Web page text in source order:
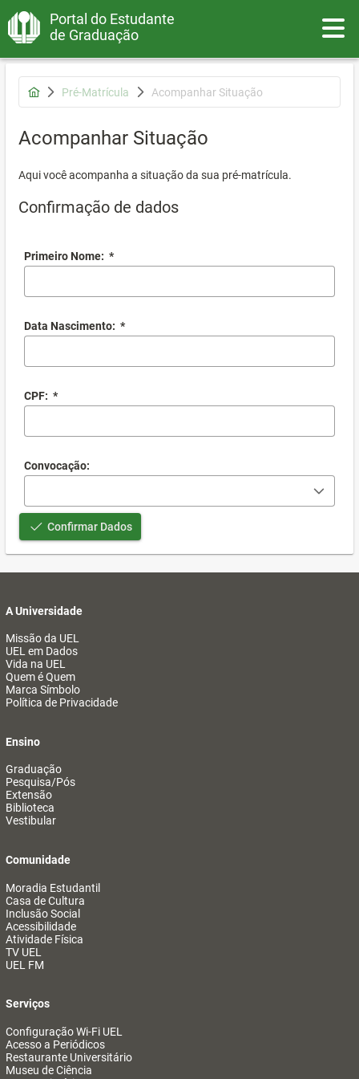
Portal do Estudante
de Graduação
Pré-Matrícula Acompanhar Situação
Acompanhar Situação
Aqui você acompanha a situação da sua pré-matrícula.
Confirmação de dados
Primeiro Nome: *
Data Nascimento: *
CPF: *
Convocação:
Confirmar Dados
A Universidade
Missão da UEL
UEL em Dados
Vida na UEL
Quem é Quem
Marca Símbolo
Política de Privacidade
Ensino
Graduação
Pesquisa/Pós
Extensão
Biblioteca
Vestibular
Comunidade
Moradia Estudantil
Casa de Cultura
Inclusão Social
Acessibilidade
Atividade Física
TV UEL
UEL FM
Serviços
Configuração Wi-Fi UEL
Acesso a Periódicos
Restaurante Universitário
Museu de Ciência